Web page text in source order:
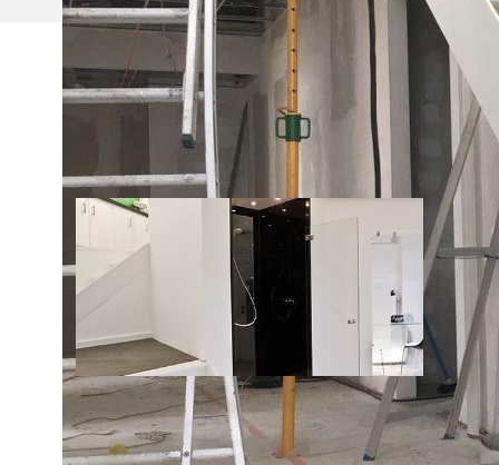
NIEUWS
ONZE VERNIEUWDE TOONZAAL!